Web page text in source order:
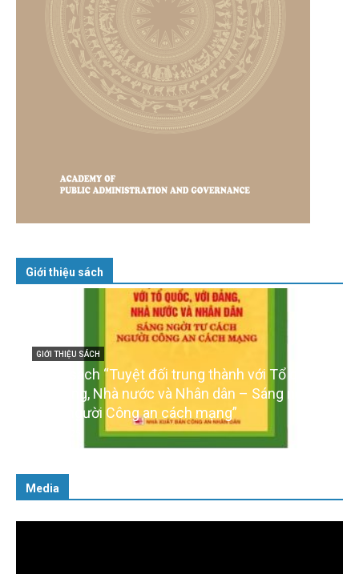
Giới thiệu sách
GIỚI THIỆU SÁCH
Cuốn sách “Tuyệt đối trung thành với Tổ quốc,
với Đảng, Nhà nước và Nhân dân – Sáng ngời tư
cách người Công an cách mạng”
Media